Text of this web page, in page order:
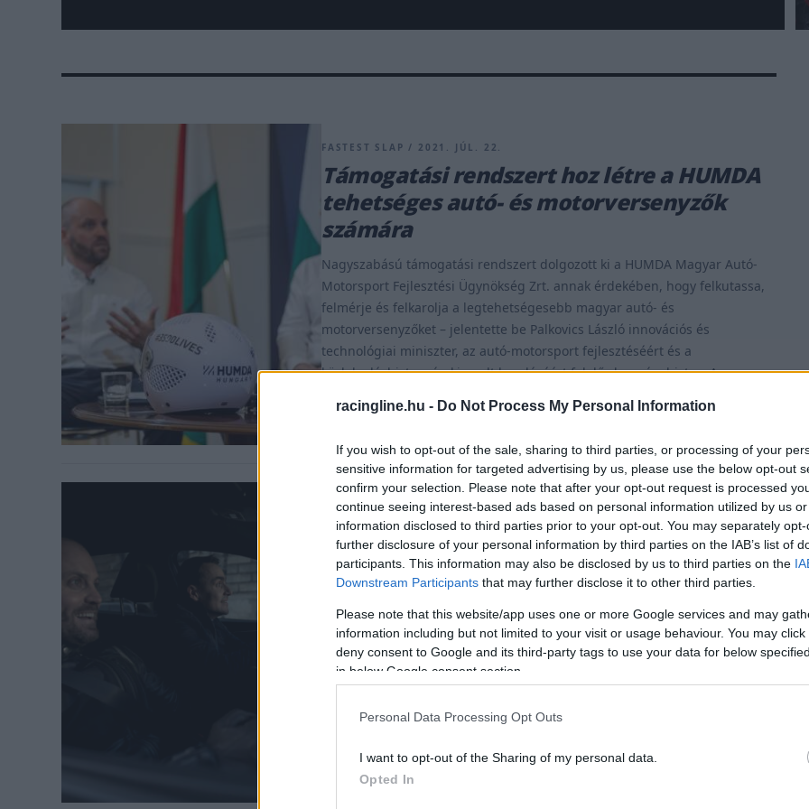
racingline.hu - Do Not Process My Personal Information
If you wish to opt-out of the sale, sharing to third parties, or processing of your
sensitive information for targeted advertising by us, please use the below opt-out
confirm your selection. Please note that after your opt-out request is processed
continue seeing interest-based ads based on personal information utilized by us
information disclosed to third parties prior to your opt-out. You may separately
further disclosure of your personal information by third parties on the IAB’s list of
participants. This information may also be disclosed by us to third parties on the
Downstream Participants that may further disclose it to other third parties.
Please note that this website/app uses one or more Google services and may
information including but not limited to your visit or usage behaviour. You may
deny consent to Google and its third-party tags to use your data for below
in below Google consent section.
Personal Data Processing Opt Outs
I want to opt-out of the Sharing of my personal data.
Opted In
FASTEST SLAP / 2021. JÚL. 22.
Támogatási rendszert hoz létre a HUMDA
tehetséges autó- és motorversenyzők
számára
Nagyszabású támogatási rendszert dolgozott ki a HUMDA Magyar Autó-
Motorsport Fejlesztési Ügynökség Zrt. annak érdekében, hogy felkutassa,
felmérje és felkarolja a legtehetségesebb magyar autó- és
motorversenyzőket – jelentette be Palkovics László innovációs és
technológiai miniszter, az autó-motorsport fejlesztéséért és a
közlekedésbiztonság kiemelt kezeléséért felelős kormánybiztos. Az
legfontosabb [&hellip;]
AUTOMOBIL / 2021. ÁPR. 1.
Michelisz Norberttel és Talmácsi Gáborral
indít közlekedésbiztonsági kampányt a
Sajtóközlemény: „Maradj ember a volán mögött is!” szlogennel
közlekedésbiztonsági kampányt indít a HUMDA. A kezdeményezés arra
hívja fel a figyelmet, hogy empátiával és együttműködéssel csökkenthető a
Gábor és Szujó Zoltán is csatlakozott a kampányhoz. Budapest, 2021.
rendkívül fontos [&hellip;]